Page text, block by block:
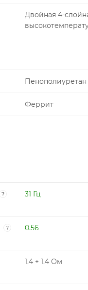
Двойная 4-
Пенополиуретан
Феррит
? 31 Гц
? 0.56
1.4 + 1.4 Ом